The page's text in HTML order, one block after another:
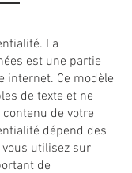
La
est une partie
internet. Ce modèle
de texte et ne
de votre
dépend des
utilisez sur
de